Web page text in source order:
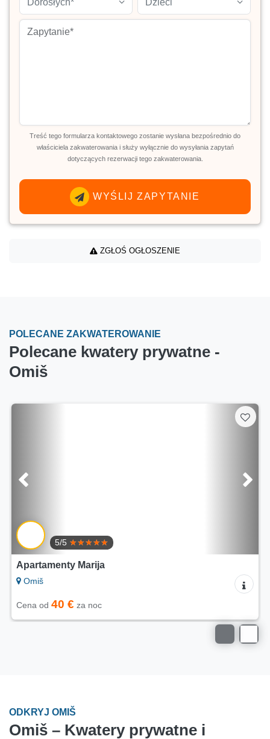
Dorosłych* Dzieci
Treść tego formularza kontaktowego zostanie wysłana bezpośrednio do
właściciela zakwaterowania i służy wyłącznie do wysyłania zapytań
dotyczących rezerwacji tego zakwaterowania.
WYŚLIJ ZAPYTANIE
ZGŁOŚ OGŁOSZENIE
POLECANE ZAKWATEROWANIE
Polecane kwatery prywatne -
Omiš
5/5
Apartamenty Marija
Omiš
Cena od 40 € za noc
ODKRYJ OMIŠ
Omiš – Kwatery prywatne i